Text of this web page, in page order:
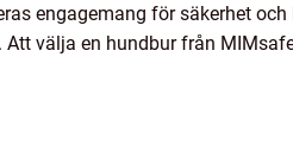
engagemang för säkerhet
välja en hundbur från